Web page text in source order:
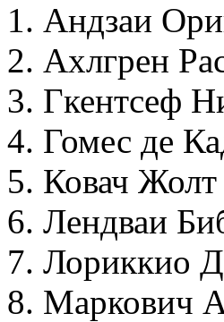
1. Андзаи
2. Ахлгрен
3. Гкентсеф
4. Гомес де
5. Ковач Жолт
6. Лендваи
7. Лориккио
8. Маркович